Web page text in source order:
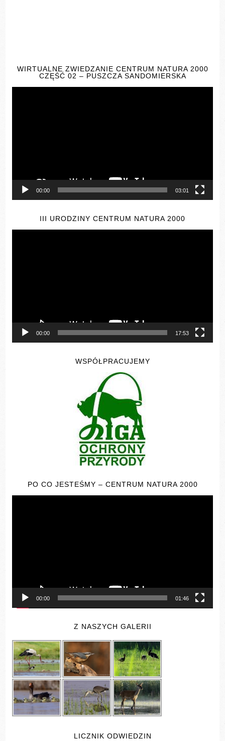
WIRTUALNE ZWIEDZANIE CENTRUM NATURA 2000
CZĘŚĆ 02 – PUSZCZA SANDOMIERSKA
00:00 03:01
III URODZINY CENTRUM NATURA 2000
00:00 17:53
WSPÓŁPRACUJEMY
PO CO JESTEŚMY – CENTRUM NATURA 2000
00:00 01:46
Z NASZYCH GALERII
LICZNIK ODWIEDZIN